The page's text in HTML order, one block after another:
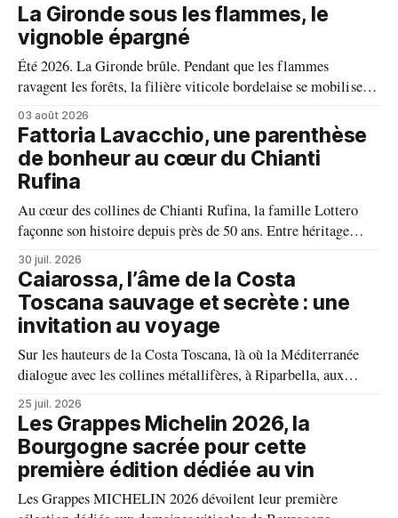
La Gironde sous les flammes, le
vignoble épargné
Été 2026. La Gironde brûle. Pendant que les flammes
ravagent les forêts, la filière viticole bordelaise se mobilise,
fait front commun et fait preuve d'une solidarité exemplaire
face aux incendies. Les vignes, sont épargnées et le millésime
s'annonce prometteur. Le feu n'aura pas eu le dernier mot.
03 août 2026
Fattoria Lavacchio, une parenthèse
de bonheur au cœur du Chianti
Rufina
Au cœur des collines de Chianti Rufina, la famille Lottero
façonne son histoire depuis près de 50 ans. Entre héritage
familial, exigence viticole et profond respect du terroir, le
domaine incarne une vision authentique du vin, où chaque
millésime raconte une terre, une passion et un art de vivre.
30 juil. 2026
Caiarossa, l’âme de la Costa
Toscana sauvage et secrète : une
invitation au voyage
Sur les hauteurs de la Costa Toscana, là où la Méditerranée
dialogue avec les collines métallifères, à Riparbella, aux
portes de Bolgheri, Caiarossa cultive une autre idée du grand
vin, celle d'un équilibre vivant entre la terre, les cépages et le
temps.
25 juil. 2026
Les Grappes Michelin 2026, la
Bourgogne sacrée pour cette
première édition dédiée au vin
Les Grappes MICHELIN 2026 dévoilent leur première